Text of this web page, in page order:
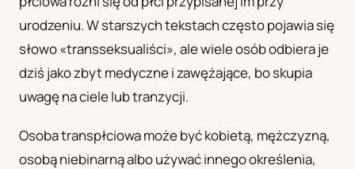
Polski
RU
Русский
UA
Українська
urodzeniu. W starszych tekstach często pojawia się
słowo «transseksualiści», ale wiele osób odbiera je
dziś jako zbyt medyczne i zawężające, bo skupia
uwagę na ciele lub tranzycji.
Osoba transpłciowa może być kobietą, mężczyzną,
osobą niebinarną albo używać innego określenia,